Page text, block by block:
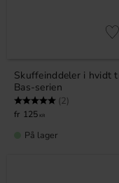
Skuffeinddeler i hvidt
Bas-serien
Vurdering: (2)
125 KR
På lager